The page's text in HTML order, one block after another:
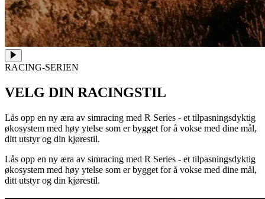
RACING-SERIEN
VELG DIN RACINGSTIL
Lås opp en ny æra av simracing med R Series - et tilpasningsdyktig
økosystem med høy ytelse som er bygget for å vokse med dine mål,
ditt utstyr og din kjørestil.
Lås opp en ny æra av simracing med R Series - et tilpasningsdyktig
økosystem med høy ytelse som er bygget for å vokse med dine mål,
ditt utstyr og din kjørestil.